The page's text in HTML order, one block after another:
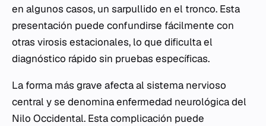
en algunos casos, un sarpullido en el tronco. Esta
presentación puede confundirse fácilmente con
otras virosis estacionales, lo que dificulta el
diagnóstico rápido sin pruebas específicas.
La forma más grave afecta al sistema nervioso
central y se denomina enfermedad neurológica del
Nilo Occidental. Esta complicación puede